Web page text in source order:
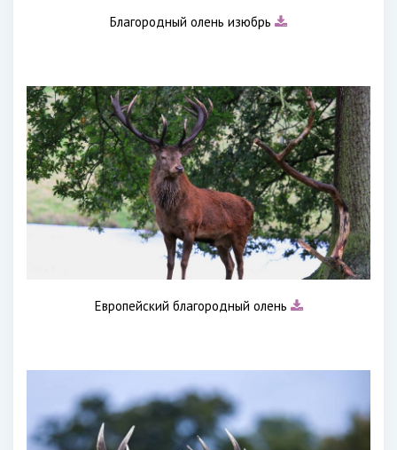
Благородный олень изюбрь
Европейский благородный олень